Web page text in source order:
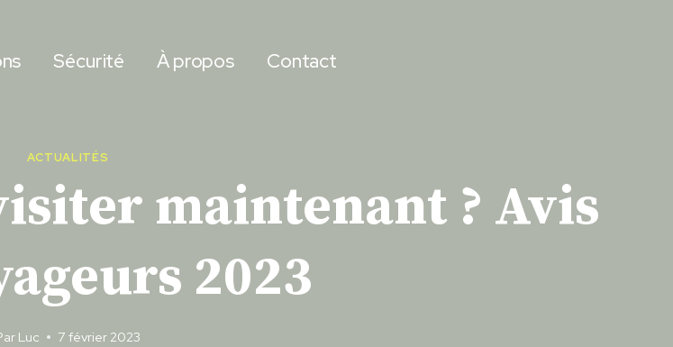
Sécurité À propos Contact
ACTUALITÉS
maintenant ? Avis
2023
Luc 7 février 2023